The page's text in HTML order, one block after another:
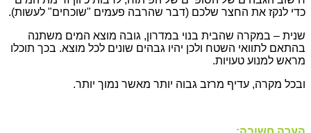
כדי לנקז את החצר שלכם (דבר שהרבה פעמים "שוכחים" לעשות).
שנית – במקרה שהבית בנוי במדרון, גובה מוצא המים משתנה
בהתאם לתוואי השטח ולכן יהיו גבהים שונים לכל מוצא. בכך תוכלו
מראש למנוע טעויות.
ובכל מקרה, עדיף מרזב גבוה יותר מאשר נמוך יותר.